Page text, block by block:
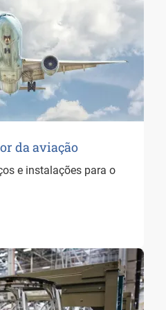
da aviação
e instalações para o